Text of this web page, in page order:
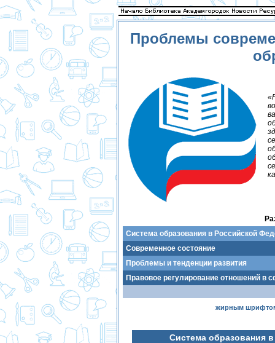
Проблемы
Система образования в Российской
Современное состояние
Проблемы и тенденции развития
Правовое регулирование отношений в
жирным
Система образования